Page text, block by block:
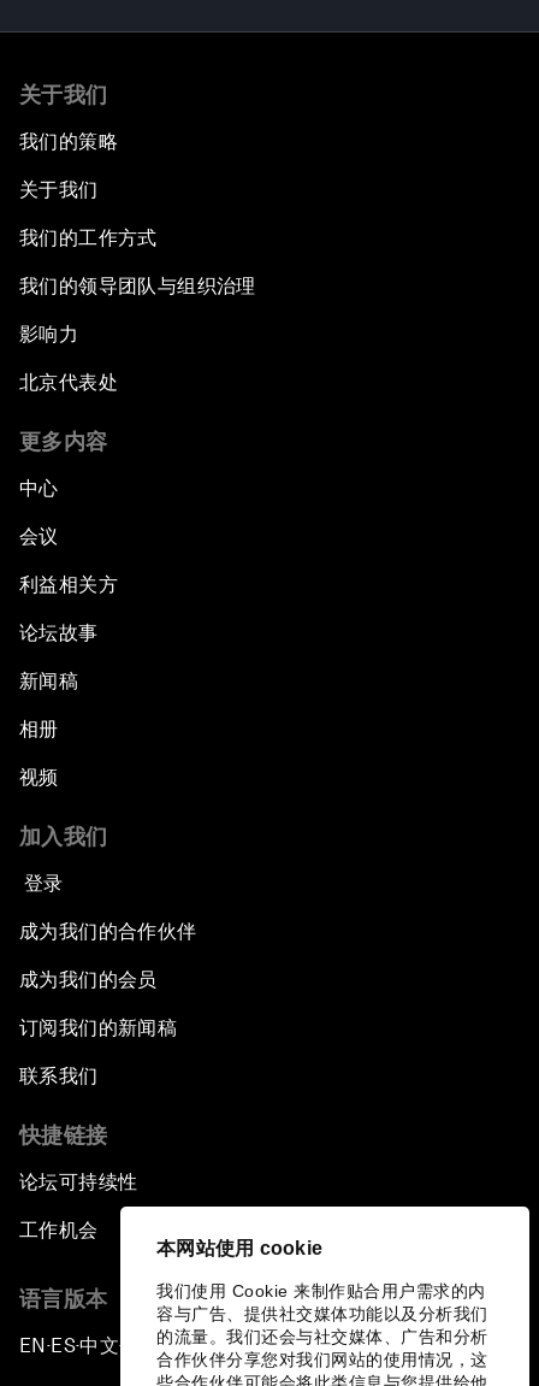
本网站使用 cookie
我们使用 Cookie 来制作贴合用户需求的内
容与广告、提供社交媒体功能以及分析我们
的流量。我们还会与社交媒体、广告和分析
合作伙伴分享您对我们网站的使用情况，这
关于我们
我们的策略
关于我们
我们的工作方式
我们的领导团队与组织治理
影响力
北京代表处
更多内容
中心
会议
利益相关方
论坛故事
新闻稿
相册
视频
加入我们
登录
成为我们的合作伙伴
成为我们的会员
订阅我们的新闻稿
联系我们
快捷链接
论坛可持续性
工作机会
语言版本
EN ▪ES▪中文▪ 日本語